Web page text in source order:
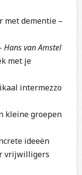
dementie –
Hans van Amstel
met je
intermezzo
groepen
ideeën
vrijwilligers